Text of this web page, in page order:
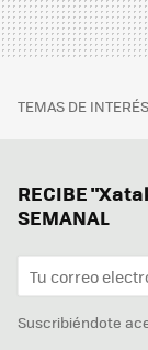
TEMAS DE INTERÉS
RECIBE
SEMANAL
Suscribiéndote